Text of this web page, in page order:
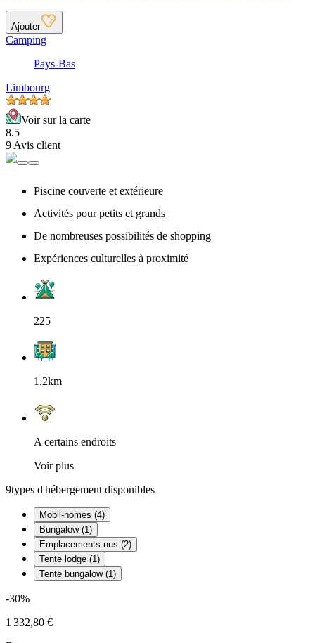
Ajouter
Camping
Pays-Bas
Limbourg
Voir sur la carte
8.5
9 Avis client
Piscine couverte et extérieure
Activités pour petits et grands
De nombreuses possibilités de shopping
Expériences culturelles à proximité
225
1.2km
A certains endroits
Voir plus
9types d'hébergement disponibles
Mobil-homes (4)
Bungalow (1)
Emplacements nus (2)
Tente lodge (1)
Tente bungalow (1)
-30%
1 332,80 €